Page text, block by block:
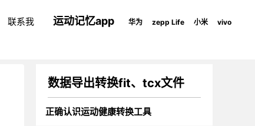
联系我 运动记忆app 华为 zepp Life 小米 vivo
数据导出转换fit、tcx文件
正确认识运动健康转换工具